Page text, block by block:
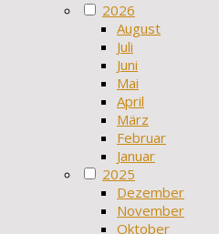
2026
August
Juli
Juni
Mai
April
März
Februar
Januar
2025
Dezember
November
Oktober